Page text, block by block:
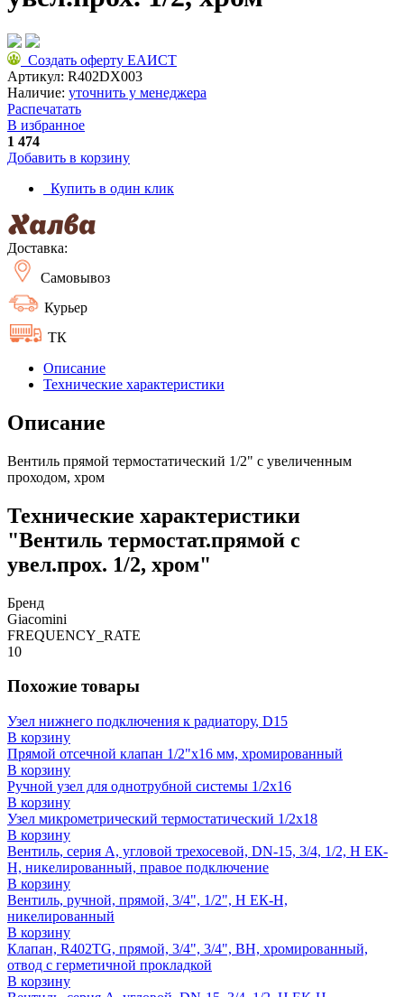
Создать оферту ЕАИСТ
Артикул: R402DX003
Наличие: уточнить у менеджера
Распечатать
В избранное
1 474
Добавить в корзину
Купить в один клик
Доставка:
Самовывоз
Курьер
ТК
Описание
Технические характеристики
Описание
Вентиль прямой термостатический 1/2" с увеличенным
проходом, хром
Технические характеристики
"Вентиль термостат.прямой с
увел.прох. 1/2, хром"
Бренд
Giacomini
FREQUENCY_RATE
10
Похожие товары
Узел нижнего подключения к радиатору, D15
В корзину
Прямой отсечной клапан 1/2"x16 мм, хромированный
В корзину
Ручной узел для однотрубной системы 1/2x16
В корзину
Узел микрометрический термостатический 1/2х18
В корзину
Вентиль, серия A, угловой трехосевой, DN-15, 3/4, 1/2, Н ЕК-
Н, никелированный, правое подключение
В корзину
Вентиль, ручной, прямой, 3/4", 1/2", Н ЕК-Н,
никелированный
В корзину
Клапан, R402TG, прямой, 3/4", 3/4", ВН, хромированный,
отвод с герметичной прокладкой
В корзину